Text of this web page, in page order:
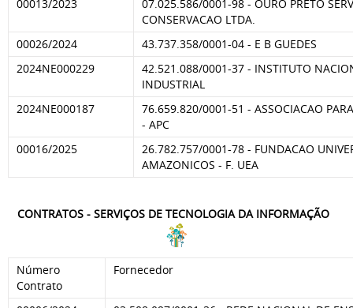
00013/2023
07.025.586/0001-98 - OURO PRETO
CONSERVACAO LTDA.
00026/2024
43.737.358/0001-04 - E B GUEDES
2024NE000229
42.521.088/0001-37 - INSTITUTO
INDUSTRIAL
2024NE000187
76.659.820/0001-51 - ASSOCIACAO
- APC
00016/2025
26.782.757/0001-78 - FUNDACAO
AMAZONICOS - F. UEA
CONTRATOS - SERVIÇOS DE TECNOLOGIA DA INFORMAÇÃO
Número
Contrato
Fornecedor